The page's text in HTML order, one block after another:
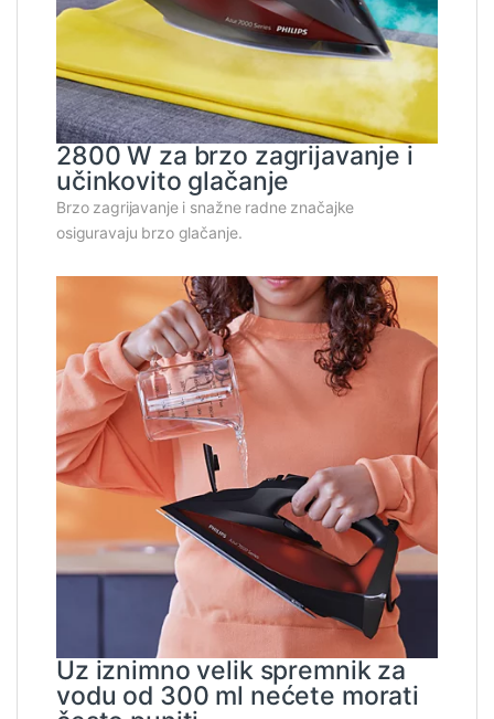
2800 W za brzo zagrijavanje i
učinkovito glačanje
Brzo zagrijavanje i snažne radne značajke
osiguravaju brzo glačanje.
Uz iznimno velik spremnik za
vodu od 300 ml nećete morati